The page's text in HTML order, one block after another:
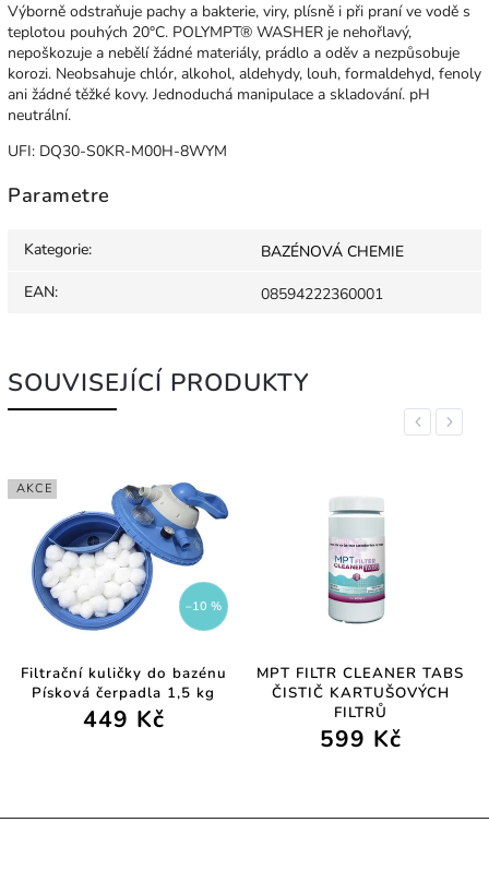
Výborně odstraňuje pachy a bakterie, viry, plísně i při praní ve vodě s
teplotou pouhých 20°C. POLYMPT® WASHER je nehořlavý,
nepoškozuje a nebělí žádné materiály, prádlo a oděv a nezpůsobuje
korozi. Neobsahuje chlór, alkohol, aldehydy, louh, formaldehyd, fenoly
ani žádné těžké kovy. Jednoduchá manipulace a skladování. pH
neutrální.
UFI: DQ30-S0KR-M00H-8WYM
Parametre
Kategorie:
BAZÉNOVÁ CHEMIE
EAN: 08594222360001
SOUVISEJÍCÍ PRODUKTY
Previous
AKCE
–10 %
Filtrační kuličky do bazénu
Písková čerpadla 1,5 kg
449 Kč
MPT FILTR CLEANER TABS
ČISTIČ KARTUŠOVÝCH
FILTRŮ
599 Kč
Next